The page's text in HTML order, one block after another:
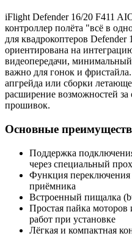
iFlight Defender 16/20 F411
контроллер полёта "всё в
для квадрокоптеров
ориентирована на
видеопередачи,
важно для гонок и
апгрейда или сборки
расширение возможностей
прошивок.
Основные
Поддержка
через специальный
Функция
приёмника
Встроенный пищалка
Простая пайка
работ при установке
Лёгкая и компактная